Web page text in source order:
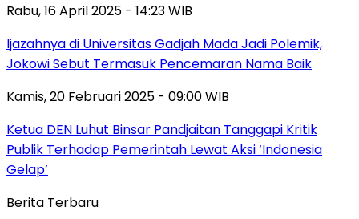
Rabu, 16 April 2025 - 14:23 WIB
Ijazahnya di Universitas Gadjah Mada Jadi Polemik,
Jokowi Sebut Termasuk Pencemaran Nama Baik
Kamis, 20 Februari 2025 - 09:00 WIB
Ketua DEN Luhut Binsar Pandjaitan Tanggapi Kritik
Publik Terhadap Pemerintah Lewat Aksi ‘Indonesia
Gelap’
Berita Terbaru